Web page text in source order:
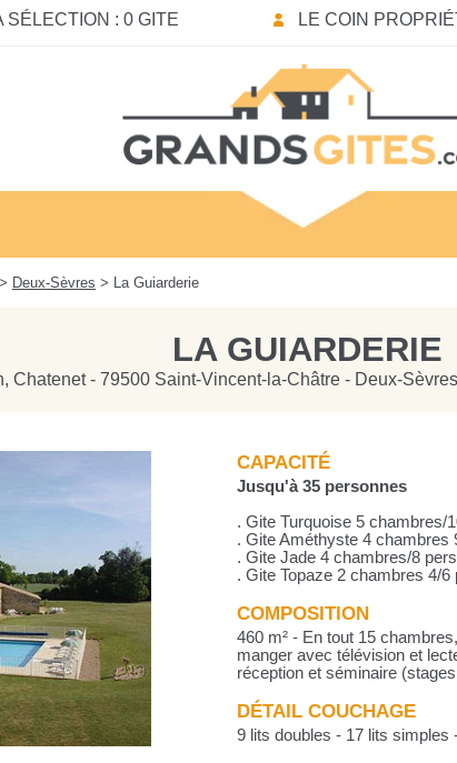
SÉLECTION : 0 GITE LE COIN
> Deux-Sèvres > La Guiarderie
LA GUIARDERIE
Chatenet - 79500 Saint-Vincent-la-Châtre - Deux-
CAPACITÉ
Jusqu'à 35 personnes
. Gite Turquoise 5 chambres/
. Gite Améthyste 4 chambres
. Gite Jade 4 chambres/8
. Gite Topaze 2 chambres 4/6
COMPOSITION
460 m² - En tout 15
manger avec télévision et
réception et séminaire
DÉTAIL COUCHAGE
9 lits doubles - 17 lits simples